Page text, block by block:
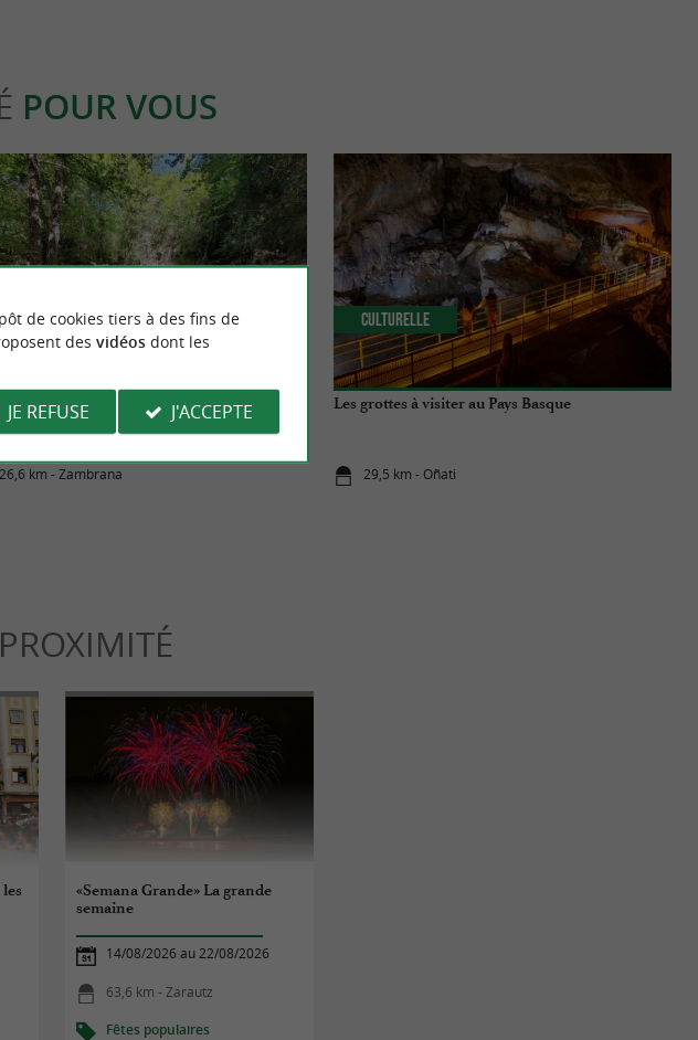
POUR VOUS
del Agua à Berganzo, un vrai paradis !
26,6 km - Zambrana
Les grottes à visiter au Pays Basque
29,5 km - Oñati
Culturelle
«Semana Grande» La grande
semaine
14/08/2026 au 22/08/2026
63,6 km - Zarautz
Fêtes populaires
de cookies tiers à des fins de
des vidéosdont les
JE REFUSE J'ACCEPTE